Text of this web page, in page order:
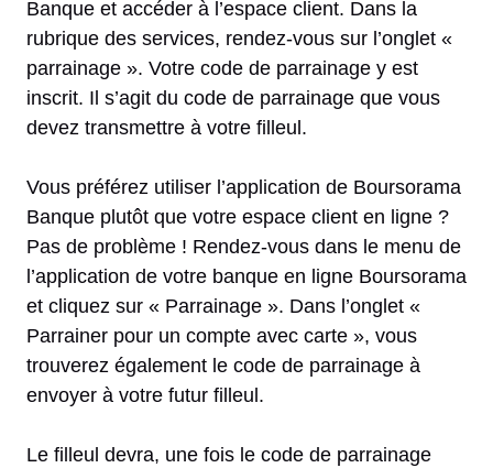
Banque et accéder à l’espace client. Dans la
rubrique des services, rendez-vous sur l’onglet «
parrainage ». Votre code de parrainage y est
inscrit. Il s’agit du code de parrainage que vous
devez transmettre à votre filleul.
Vous préférez utiliser l’application de Boursorama
Banque plutôt que votre espace client en ligne ?
Pas de problème ! Rendez-vous dans le menu de
l’application de votre banque en ligne Boursorama
et cliquez sur « Parrainage ». Dans l’onglet «
Parrainer pour un compte avec carte », vous
trouverez également le code de parrainage à
envoyer à votre futur filleul.
Le filleul devra, une fois le code de parrainage